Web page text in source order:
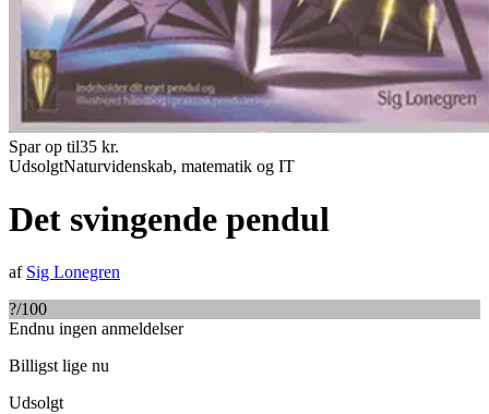
Spar op til35 kr.
UdsolgtNaturvidenskab, matematik og IT
Det svingende pendul
af Sig Lonegren
?/100
Endnu ingen anmeldelser
Billigst lige nu
Udsolgt